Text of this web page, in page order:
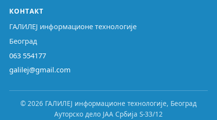
КОНТАКТ
ГАЛИЛЕЈ информационе технологије
Београд
063 554177
galilej@gmail.com
© 2026 ГАЛИЛЕЈ информационе технологије, Београд
Ауторско дело ЈАА Србија S-33/12